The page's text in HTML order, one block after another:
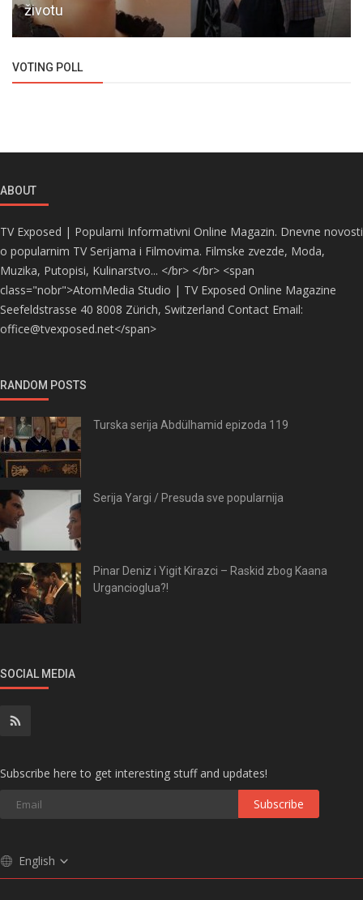
životu
VOTING POLL
ABOUT
TV Exposed | Popularni Informativni Online Magazin. Dnevne novosti
o popularnim TV Serijama i Filmovima. Filmske zvezde, Moda,
Muzika, Putopisi, Kulinarstvo... </br> </br> <span
class="nobr">AtomMedia Studio | TV Exposed Online Magazine
Seefeldstrasse 40 8008 Zürich, Switzerland Contact Email:
office@tvexposed.net</span>
RANDOM POSTS
Turska serija Abdülhamid epizoda 119
Serija Yargi / Presuda sve popularnija
Pinar Deniz i Yigit Kirazci – Raskid zbog Kaana
Urgancioglua?!
SOCIAL MEDIA
Subscribe here to get interesting stuff and updates!
Subscribe
English